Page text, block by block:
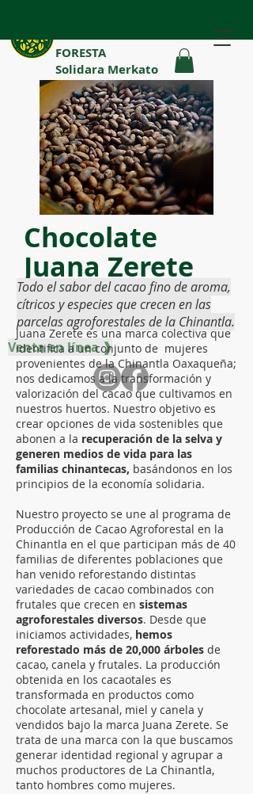
FORESTA
Solidara Merkato
Chocolate
Juana Zerete
Todo el sabor del cacao fino de aroma,
cítricos y especies que crecen en las
parcelas agroforestales de la Chinantla.
Venta en línea ❱
Juana Zerete es una marca colectiva que
identifica a un conjunto de mujeres
provenientes de la Chinantla Oaxaqueña;
nos dedicamos a la transformación y
valorización del cacao que cultivamos en
nuestros huertos. Nuestro objetivo es
crear opciones de vida sostenibles que
abonen a la recuperación de la selva y
generen medios de vida para las
familias chinantecas, basándonos en los
principios de la economía solidaria.
Nuestro proyecto se une al programa de
Producción de Cacao Agroforestal en la
Chinantla en el que participan más de 40
familias de diferentes poblaciones que
han venido reforestando distintas
variedades de cacao combinados con
frutales que crecen en sistemas
agroforestales diversos. Desde que
iniciamos actividades, hemos
reforestado más de 20,000 árboles de
cacao, canela y frutales. La producción
obtenida en los cacaotales es
transformada en productos como
chocolate artesanal, miel y canela y
vendidos bajo la marca Juana Zerete. Se
trata de una marca con la que buscamos
generar identidad regional y agrupar a
muchos productores de La Chinantla,
tanto hombres como mujeres.